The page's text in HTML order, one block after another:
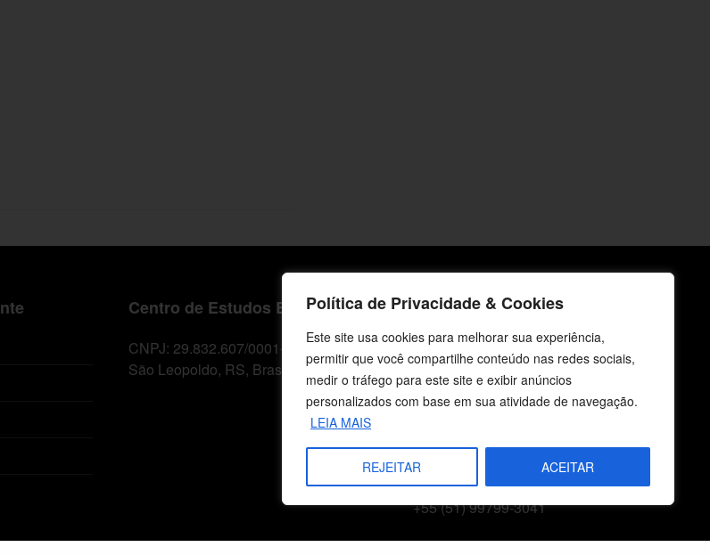
Política de Privacidade & Cookies
Este site usa cookies para melhorar sua experiência,
permitir que você compartilhe conteúdo nas redes sociais,
medir o tráfego para este site e exibir anúncios
personalizados com base em sua atividade de navegação.
LEIA MAIS
REJEITAR ACEITAR
Centro de Estudos Bíblicos
CNPJ: 29.832.607/0001-10
São Leopoldo, RS, Brasil
Fale Conosco
E-mails
vendas@cebi.org.br
comunicacao@cebi.org.br
+55 (51) 99734-4518
WhatsApp / Comunicação
+55 (51) 99799-3041